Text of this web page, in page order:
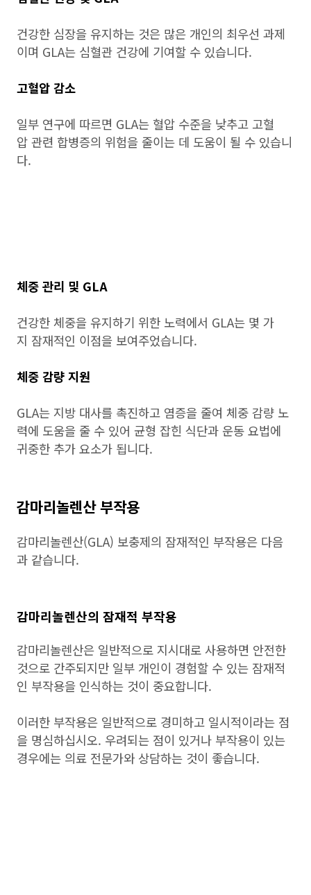
건강한 심장을 유지하는 것은 많은 개인의 최우선 과제
이며 GLA는 심혈관 건강에 기여할 수 있습니다.
고혈압 감소
일부 연구에 따르면 GLA는 혈압 수준을 낮추고 고혈
압 관련 합병증의 위험을 줄이는 데 도움이 될 수 있습니
다.
체중 관리 및 GLA
건강한 체중을 유지하기 위한 노력에서 GLA는 몇 가
지 잠재적인 이점을 보여주었습니다.
체중 감량 지원
GLA는 지방 대사를 촉진하고 염증을 줄여 체중 감량 노
력에 도움을 줄 수 있어 균형 잡힌 식단과 운동 요법에
귀중한 추가 요소가 됩니다.
감마리놀렌산 부작용
감마리놀렌산(GLA) 보충제의 잠재적인 부작용은 다음
과 같습니다.
감마리놀렌산의 잠재적 부작용
감마리놀렌산은 일반적으로 지시대로 사용하면 안전한
것으로 간주되지만 일부 개인이 경험할 수 있는 잠재적
인 부작용을 인식하는 것이 중요합니다.
이러한 부작용은 일반적으로 경미하고 일시적이라는 점
을 명심하십시오. 우려되는 점이 있거나 부작용이 있는
경우에는 의료 전문가와 상담하는 것이 좋습니다.